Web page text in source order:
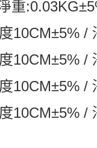
重
10CM±5% /
10CM±5% /
10CM±5% /
10CM±5% /